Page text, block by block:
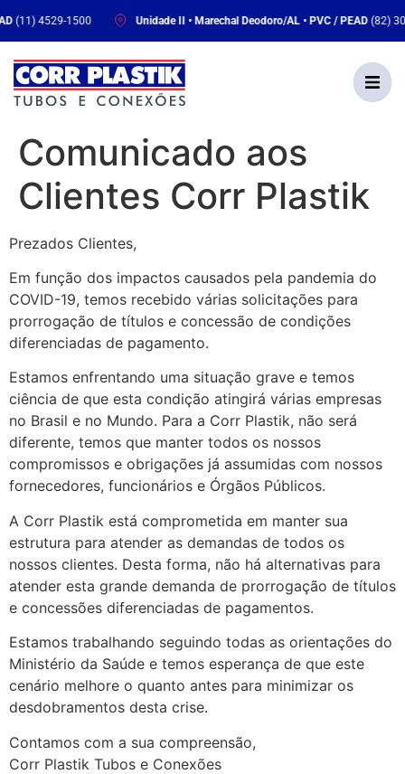
4529-1500 Unidade II • Marechal Deodoro/AL • PVC / PEAD(82) 3036-
Comunicado aos
Clientes Corr Plastik
Prezados Clientes,
Em função dos impactos causados pela pandemia do
COVID-19, temos recebido várias solicitações para
prorrogação de títulos e concessão de condições
diferenciadas de pagamento.
Estamos enfrentando uma situação grave e temos
ciência de que esta condição atingirá várias empresas
no Brasil e no Mundo. Para a Corr Plastik, não será
diferente, temos que manter todos os nossos
compromissos e obrigações já assumidas com nossos
fornecedores, funcionários e Órgãos Públicos.
A Corr Plastik está comprometida em manter sua
estrutura para atender as demandas de todos os
nossos clientes. Desta forma, não há alternativas para
atender esta grande demanda de prorrogação de títulos
e concessões diferenciadas de pagamentos.
Estamos trabalhando seguindo todas as orientações do
Ministério da Saúde e temos esperança de que este
cenário melhore o quanto antes para minimizar os
desdobramentos desta crise.
Contamos com a sua compreensão,
Corr Plastik Tubos e Conexões